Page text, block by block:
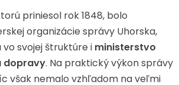
priniesol rok 1848, bolo
organizácie správy Uhorska,
svojej štruktúre i ministerstvo
dopravy. Na praktický výkon správy
však nemalo vzhľadom na veľmi